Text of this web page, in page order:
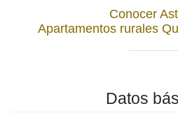
Conocer
Apartamentos rurales
Datos